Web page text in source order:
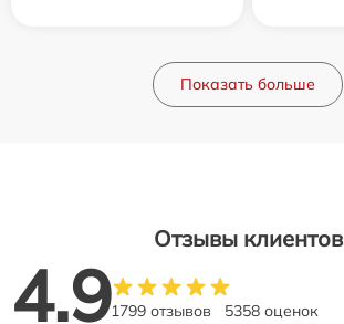
Показать больше
Отзывы клиентов
4.91799 отзывов 5358 оценок